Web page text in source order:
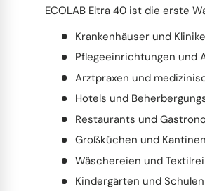
ECOLAB Eltra 40 ist die erste
Krankenhäuser und
Pflegeeinrichtungen und
Arztpraxen und
Hotels und
Restaurants und
Großküchen und Kantinen
Wäschereien und
Kindergärten und Schulen